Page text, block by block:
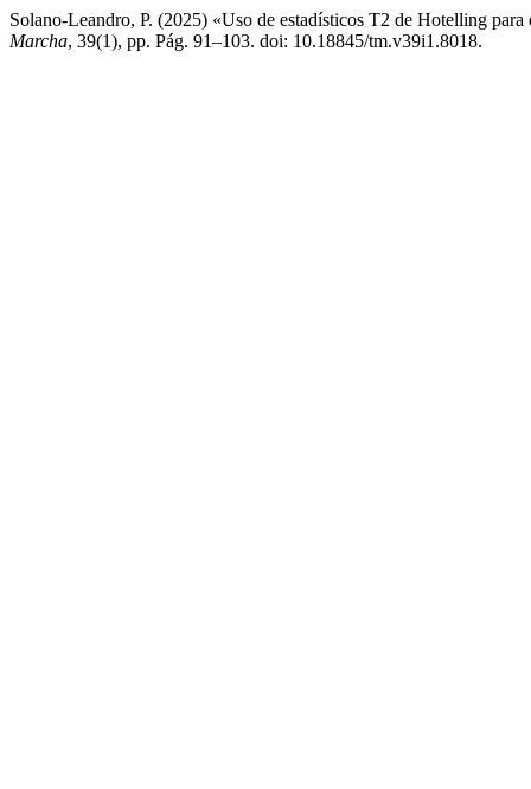
Solano-Leandro, P. (2025) «Uso de estadísticos T2 de Hotelling
Marcha, 39(1), pp. Pág. 91–103. doi: 10.18845/tm.v39i1.8018.